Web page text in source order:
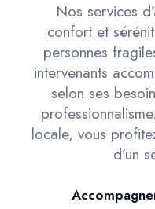
Nos services
confort et
personnes
intervenants
selon ses
locale, vous
d’un